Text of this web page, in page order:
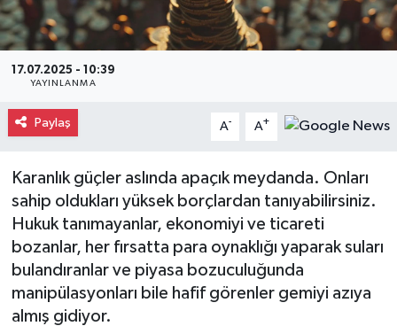
17.07.2025 - 10:39
YAYINLANMA
Paylaş A- A+
Karanlık güçler aslında apaçık meydanda. Onları
sahip oldukları yüksek borçlardan tanıyabilirsiniz.
Hukuk tanımayanlar, ekonomiyi ve ticareti
bozanlar, her fırsatta para oynaklığı yaparak suları
bulandıranlar ve piyasa bozuculuğunda
manipülasyonları bile hafif görenler gemiyi azıya
almış gidiyor.
Gayrimenkul
Spor
Eğitim